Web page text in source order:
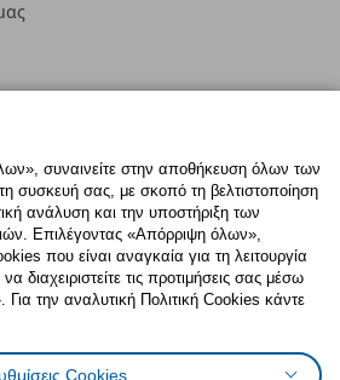
PinterestTwitter
Δήλωση ψηφιακής προσβασιμότητας
συναινείτε στην αποθήκευση όλων των
συσκευή σας, με σκοπό τη βελτιστοποίηση
ανάλυση και την υποστήριξη των
Επιλέγοντας «Απόρριψη όλων»,
που είναι αναγκαία για τη λειτουργία
διαχειριστείτε τις προτιμήσεις σας μέσω
την αναλυτική Πολιτική Cookies κάντε
Cookies